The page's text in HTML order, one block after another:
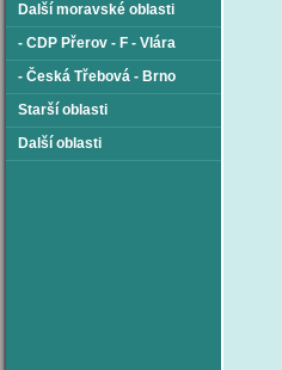
Další moravské oblasti
- CDP Přerov - F - Vlára
- Česká Třebová - Brno
Starší oblasti
Další oblasti